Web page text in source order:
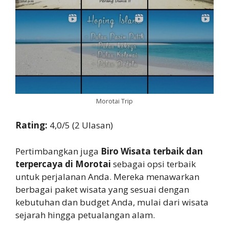
Morotai Trip
Rating: 4,0/5 (2 Ulasan)
Pertimbangkan juga Biro Wisata terbaik dan
terpercaya di Morotai sebagai opsi terbaik
untuk perjalanan Anda. Mereka menawarkan
berbagai paket wisata yang sesuai dengan
kebutuhan dan budget Anda, mulai dari wisata
sejarah hingga petualangan alam.